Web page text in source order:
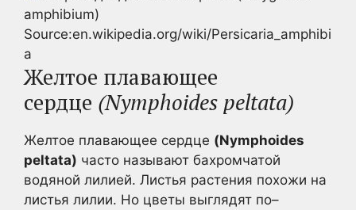
Source:en.wikipedia.org/wiki/Persicaria_amphibi
a
Желтое плавающее
сердце (Nymphoides peltata)
Желтое плавающее сердце (Nymphoides
peltata) часто называют бахромчатой
водяной лилией. Листья растения похожи на
листья лилии. Но цветы выглядят по–